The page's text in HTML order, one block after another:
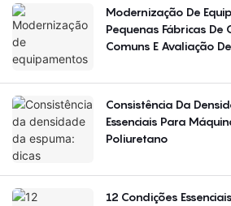
Modernização De
Pequenas Fábricas De
Comuns E Avaliação
Consistência Da
Essenciais Para
Poliuretano
12 Condições